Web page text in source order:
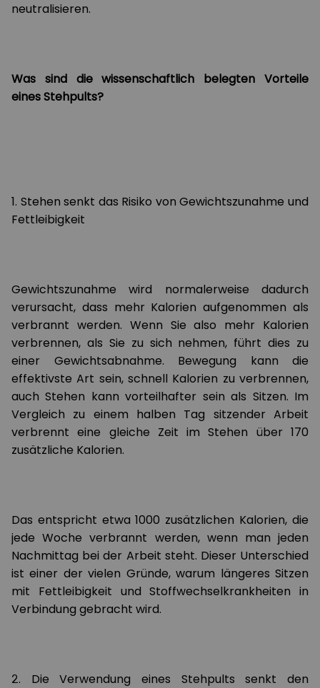
neutralisieren.
Was sind die wissenschaftlich belegten Vorteile
eines Stehpults?
1. Stehen senkt das Risiko von Gewichtszunahme und
Fettleibigkeit
Gewichtszunahme wird normalerweise dadurch
verursacht, dass mehr Kalorien aufgenommen als
verbrannt werden. Wenn Sie also mehr Kalorien
verbrennen, als Sie zu sich nehmen, führt dies zu
einer Gewichtsabnahme. Bewegung kann die
effektivste Art sein, schnell Kalorien zu verbrennen,
auch Stehen kann vorteilhafter sein als Sitzen. Im
Vergleich zu einem halben Tag sitzender Arbeit
verbrennt eine gleiche Zeit im Stehen über 170
zusätzliche Kalorien.
Das entspricht etwa 1000 zusätzlichen Kalorien, die
jede Woche verbrannt werden, wenn man jeden
Nachmittag bei der Arbeit steht. Dieser Unterschied
ist einer der vielen Gründe, warum längeres Sitzen
mit Fettleibigkeit und Stoffwechselkrankheiten in
Verbindung gebracht wird.
2. Die Verwendung eines Stehpults senkt den